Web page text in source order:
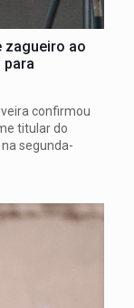
zagueiro ao
para
confirmou
titular do
segunda-